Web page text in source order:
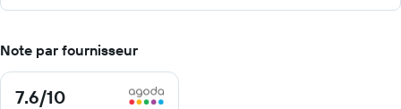
Note par fournisseur
7.6/10
7.6